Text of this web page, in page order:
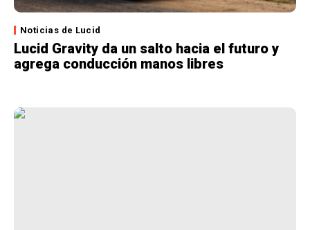
Noticias de Lucid
Lucid Gravity da un salto hacia el futuro y
agrega conducción manos libres